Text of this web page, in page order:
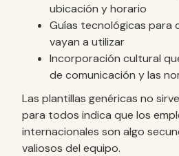
ubicación y horario
Guías tecnológicas para
vayan a utilizar
Incorporación cultural
de comunicación y las
Las plantillas genéricas no
para todos indica que los
internacionales son algo
valiosos del equipo.